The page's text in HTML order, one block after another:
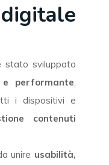
stato sviluppato
performante,
i dispositivi e
contenuti
unire usabilità,